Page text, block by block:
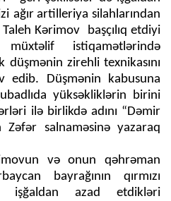
ağır artilleriya silahlarından
Kərimov başçılıq etdiyi
istiqamətlərində
zirehli texnikasını
edib. Düşmənin kabusuna
yüksəkliklərin birini
ilə birlikdə adını “Dəmir
salnaməsinə yazaraq
və onun qəhrəman
bayrağının qırmızı
işğaldan azad etdikləri